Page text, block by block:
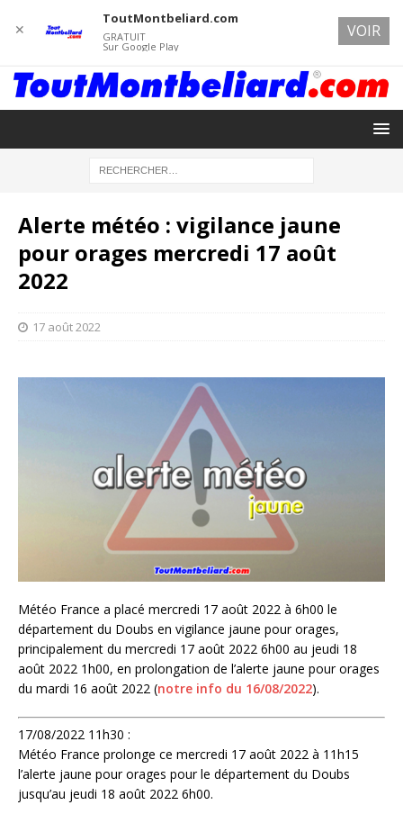
Alerte météo : vigilance jaune
pour orages mercredi 17 août
2022
17 août 2022
Météo France a placé mercredi 17 août 2022 à 6h00 le
département du Doubs en vigilance jaune pour orages,
principalement du mercredi 17 août 2022 6h00 au jeudi 18
août 2022 1h00, en prolongation de l’alerte jaune pour orages
du mardi 16 août 2022 (notre info du 16/08/2022).
17/08/2022 11h30 :
Météo France prolonge ce mercredi 17 août 2022 à 11h15
l’alerte jaune pour orages pour le département du Doubs
jusqu’au jeudi 18 août 2022 6h00.
✕
ToutMontbeliard.com
GRATUIT
Sur Google Play
VOIR